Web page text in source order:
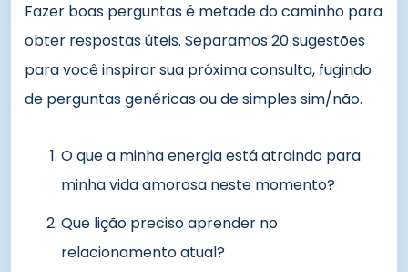
Fazer boas perguntas é metade do caminho para
obter respostas úteis. Separamos 20 sugestões
para você inspirar sua próxima consulta, fugindo
de perguntas genéricas ou de simples sim/não.
O que a minha energia está atraindo para
minha vida amorosa neste momento?
Que lição preciso aprender no
relacionamento atual?